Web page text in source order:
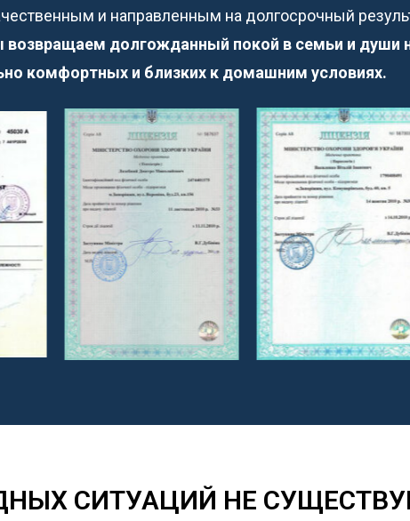
и направленным на долгосрочный
долгожданный покой в семьи и души
комфортных и близких к домашним условиях.
СИТУАЦИЙ НЕ